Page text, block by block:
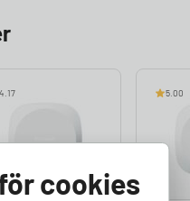
4.17 5.00
cookies